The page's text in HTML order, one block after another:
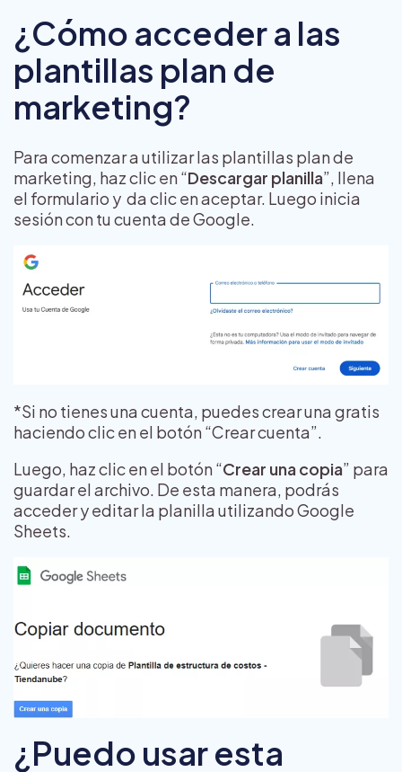
¿Cómo acceder a las
plantillas plan de
marketing?
Para comenzar a utilizar las plantillas plan de
marketing, haz clic en “Descargar planilla”, llena
el formulario y da clic en aceptar. Luego inicia
sesión con tu cuenta de Google.
*Si no tienes una cuenta, puedes crear una gratis
haciendo clic en el botón “Crear cuenta”.
Luego, haz clic en el botón “Crear una copia” para
guardar el archivo. De esta manera, podrás
acceder y editar la planilla utilizando Google
Sheets.
¿Puedo usar esta